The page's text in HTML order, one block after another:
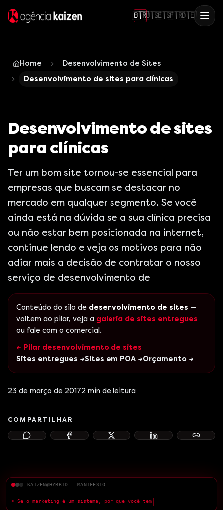
🇧🇷🇺🇸🇪🇸🇫🇷🇩🇪
Home
Desenvolvimento de Sites
Desenvolvimento de sites para clínicas
Desenvolvimento de sites
para clínicas
Ter um bom site tornou-se essencial para
empresas que buscam se destacar no
mercado em qualquer segmento. Se você
ainda está na dúvida se a sua clínica precisa
ou não estar bem posicionada na internet,
continue lendo e veja os motivos para não
adiar mais a decisão de contratar o nosso
serviço de desenvolvimento de
Conteúdo do silo de desenvolvimento de sites —
voltem ao pilar, veja a galeria de sites entregues
ou fale com o comercial.
← Pilar desenvolvimento de sites
Sites entregues →Sites em POA →Orçamento →
23 de março de 20172 min de leitura
COMPARTILHAR
KAIZEN@HYBRID — MANIFESTO
pode fazer?█